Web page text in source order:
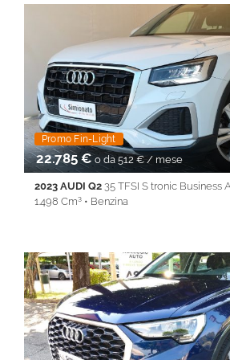
• Autoradio • Autoradio digitale •
Chiusura centralizzata • Climatizzatore •
della corsia • Controllo trazione • Cruise
Frenata d'emergenza assistita •
Isofix • Sedile posteriore sdoppiato •
di pioggia • Sensori di parcheggio
parcheggio posteriori • Servosterzo •
• Start/Stop Automatico • Telecamera
screen • USB • Vetri oscurati • Volante in
multifunzione
Promo Fin-Light
22.785 € o da 512 € / mese
2023 AUDI Q2 35 TFSI S tronic Business
1.498 Cm³ • Benzina
Airbag testa • Autoradio • Autoradio
longitudinali • Bluetooth • Bracciolo •
17° • Chiusura centralizzata •
elettronico della corsia • Controllo
ESP • Fari LED • Fendinebbia • Frenata
Immobilizzatore elettronico • Keyless •
Riconoscimento dei segnali stradali •